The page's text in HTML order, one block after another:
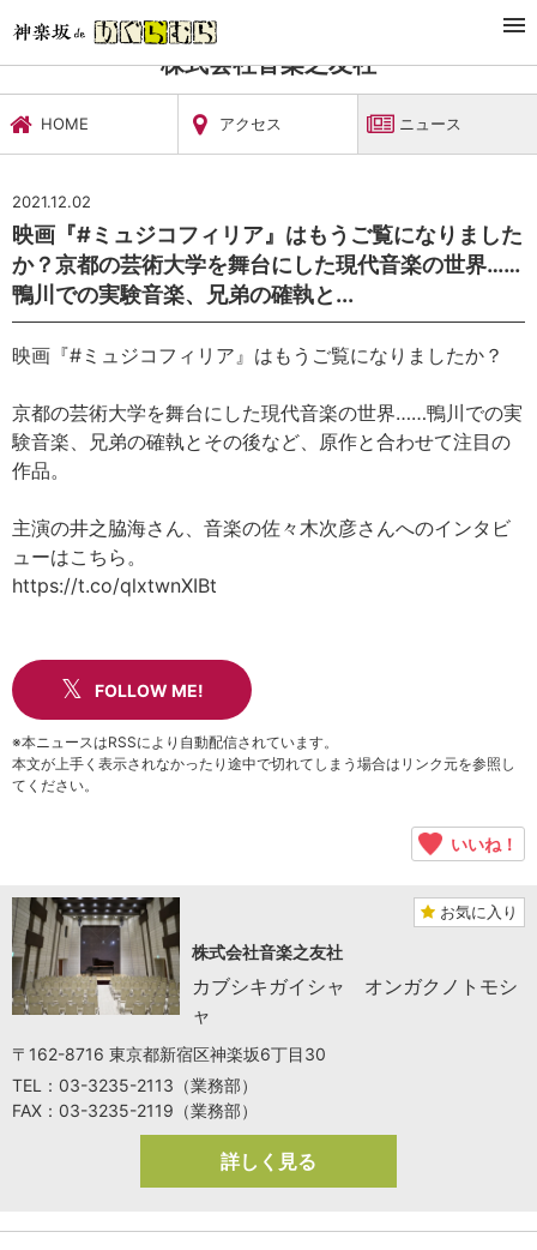
文化施設・ギャラリー
株式会社音楽之友社
HOME アクセス ニュース
2021.12.02
映画『#ミュジコフィリア』はもうご覧になりました
か？京都の芸術大学を舞台にした現代音楽の世界……
鴨川での実験音楽、兄弟の確執と...
映画『#ミュジコフィリア』はもうご覧になりましたか？
京都の芸術大学を舞台にした現代音楽の世界……鴨川での実
験音楽、兄弟の確執とその後など、原作と合わせて注目の
作品。
主演の井之脇海さん、音楽の佐々木次彦さんへのインタビ
ューはこちら。
https://t.co/qlxtwnXIBt
FOLLOW ME!
※本ニュースはRSSにより自動配信されています。
本文が上手く表示されなかったり途中で切れてしまう場合はリンク元を参照し
てください。
いいね！
お気に入り
株式会社音楽之友社
カブシキガイシャ オンガクノトモシ
ャ
〒162-8716 東京都新宿区神楽坂6丁目30
TEL：03-3235-2113（業務部）
FAX：03-3235-2119（業務部）
詳しく見る